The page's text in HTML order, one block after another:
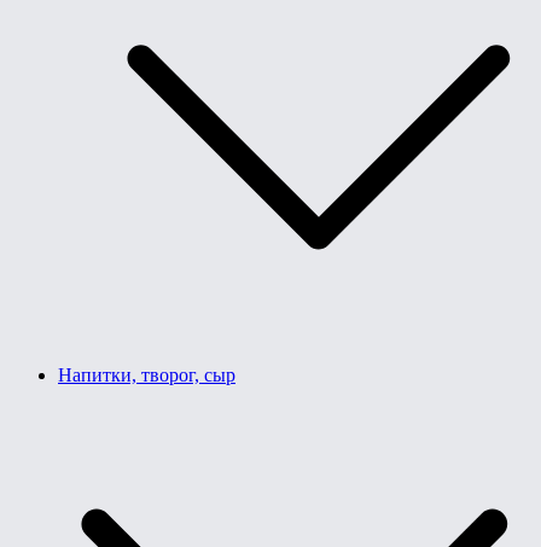
Напитки, творог, сыр